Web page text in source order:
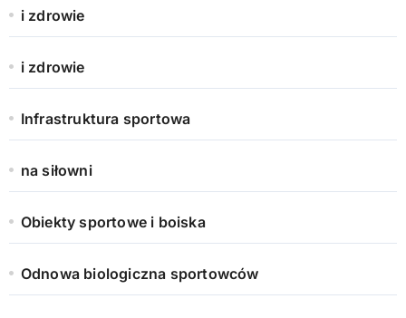
i zdrowie
i zdrowie
Infrastruktura sportowa
na siłowni
Obiekty sportowe i boiska
Odnowa biologiczna sportowców